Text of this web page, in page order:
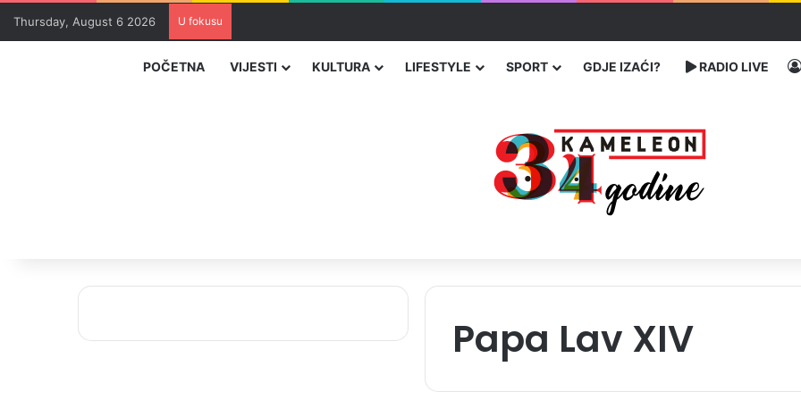
Thursday, August 6 2026 U fokusu
POČETNA VIJESTI KULTURA LIFESTYLE SPORT GDJE IZAĆI? RADIO LIVE
Papa Lav XIV